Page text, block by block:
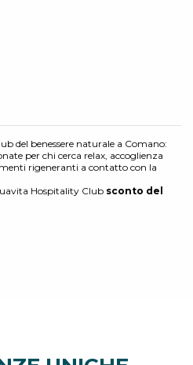
del benessere naturale a Comano:
per chi cerca relax, accoglienza
rigeneranti a contatto con la
Hospitality Club sconto del